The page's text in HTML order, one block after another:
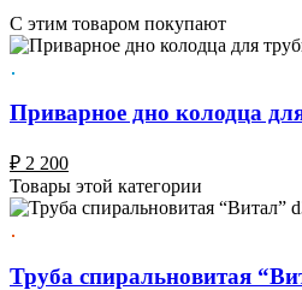
C этим товаром покупают
Приварное дно колодца
₽ 2 200
Товары этой категории
Труба спиральновитая